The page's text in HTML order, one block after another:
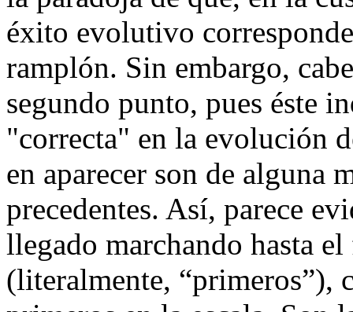
éxito evolutivo
ramplón. Sin embargo,
segundo punto, pues éste
"correcta" en la evolución
en aparecer son de alguna
precedentes. Así, parece
llegado marchando hasta
(literalmente, “primeros”),